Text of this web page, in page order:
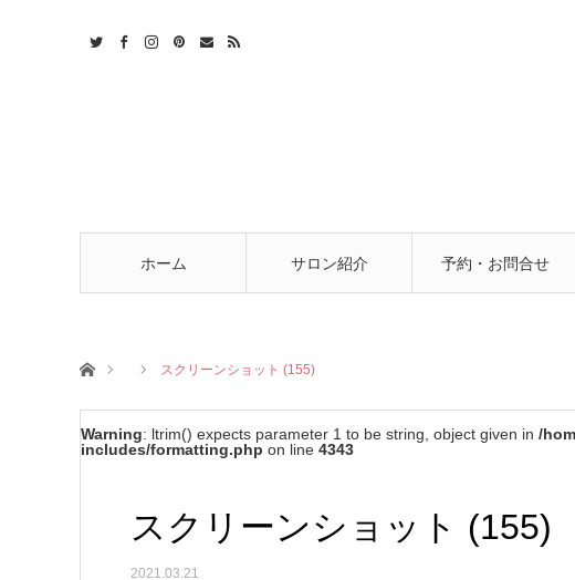
ホーム サロン紹介 予約・お問合せ
ホーム スクリーンショット (155)
Warning: ltrim() expects parameter 1 to be string, object given in /
includes/formatting.php on line 4343
スクリーンショット (155)
2021.03.21